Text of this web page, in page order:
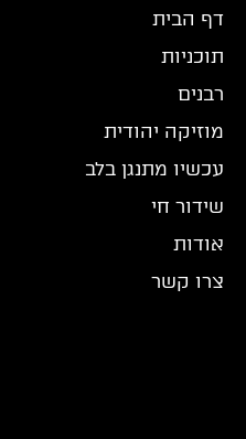
דף הבית
תוכניות
רבנים
מוזיקה יהודית
עכשיו מתנגן בלב
שידור חי
אודות
צרו קשר